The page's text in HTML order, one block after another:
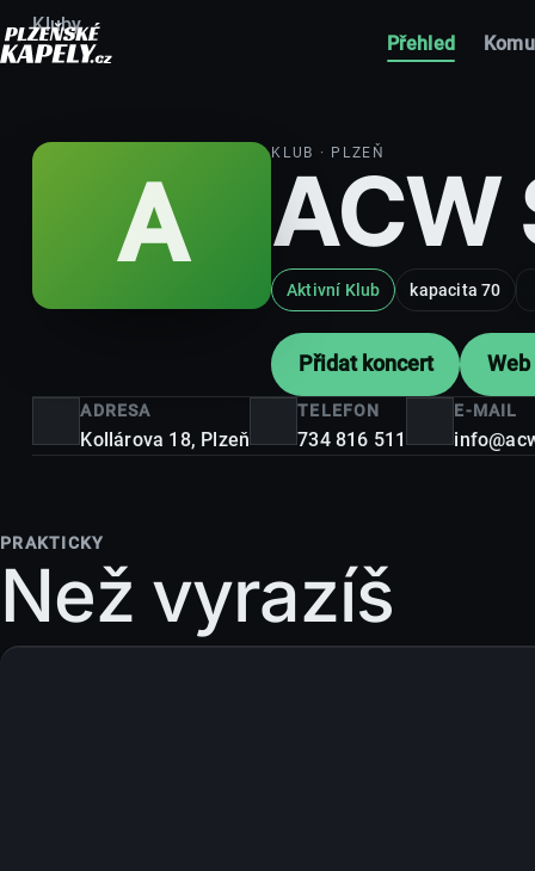
Přehled
Kluby
A
KLUB · PLZEŇ
ACW
Aktivní Klub kapacita 70
Přidat koncert
ADRESA
Kollárova 18, Plzeň
TELEFON
734 816 511
E-MAIL
PRAKTICKY
Než vyrazíš